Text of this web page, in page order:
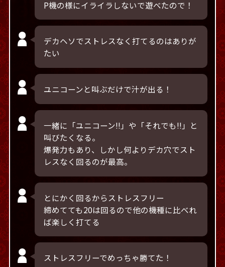
P機の様にイライラしないで遊べたので！
デカヘソでストレスなく打てるのはありが
たい
ユニコーンと叫ぶだけで汁が出る！
一緒に「ユニコーン!!」や「それでも!!」と
叫びたくなる。
爆発力もあり、しかし何よりデカ穴でスト
レスなく回るのが最高。
とにかく回るからストレスフリー
締めてても20は回るので他の機種に比べれ
ば楽しく打てる
ストレスフリーでめっちゃ勝てた！